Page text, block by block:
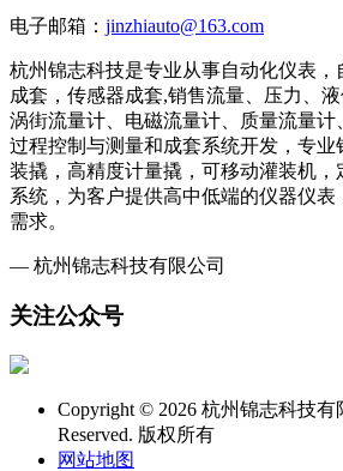
电子邮箱： jinzhiauto@163.com
杭州锦志科技是专业从事自动化仪表，
成套，传感器成套,销售流量、压力、
涡街流量计、电磁流量计、质量流量
过程控制与测量和成套系统开发，专业
装撬，高精度计量撬，可移动灌装机
系统，为客户提供高中低端的仪器仪表
需求。
— 杭州锦志科技有限公司
关注公众号
Copyright © 2026 杭州锦志科技有
Reserved. 版权所有
网站地图